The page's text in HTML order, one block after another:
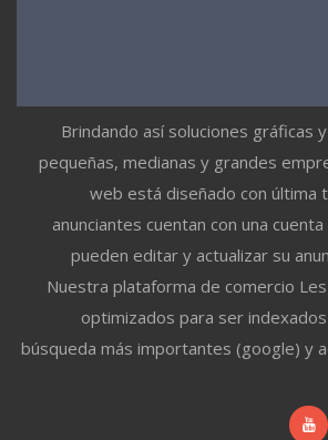
Brindando así soluciones gráficas
pequeñas, medianas y grandes
web está diseñado con última
anunciantes cuentan con una
pueden editar y actualizar su
Nuestra plataforma de comercio
optimizados para ser
búsqueda más importantes (google) y